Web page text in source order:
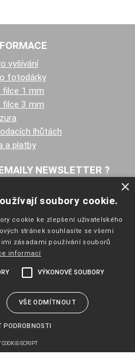
vyšívání
fotodárky
filce 1 mm
filce 3 mm
lhůtách
a platby
NEWSLETTER ?
strana
košík
podmínky
informace
od smlouvy
×
soubory cookie.
cookie ke zlepšení uživatelského
stránek souhlasíte se všemi
zásadami používání souborů
informací
VÝKONOVÉ SOUBORY
VŠE ODMÍTNOUT
PODROBNOSTI
COOKIE-SCRIPT